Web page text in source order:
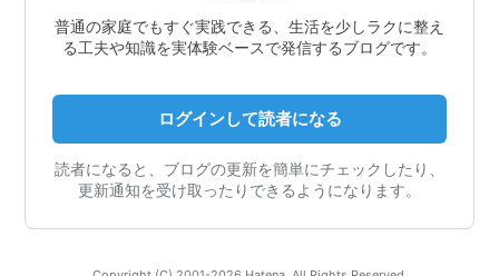
普通の家庭でもすぐ実践できる、生活を少しラクに整え
る工夫や知識を実体験ベースで発信するブログです。
ログインして読者になる
読者になると、ブログの更新を簡単にチェックしたり、
更新通知を受け取ったりできるようになります。